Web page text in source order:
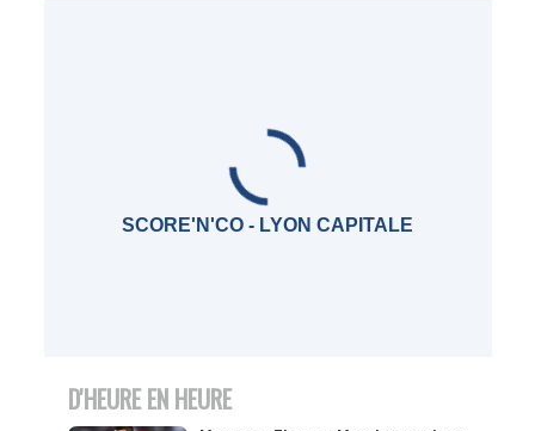
SCORE'N'CO - LYON CAPITALE
D'HEURE EN HEURE